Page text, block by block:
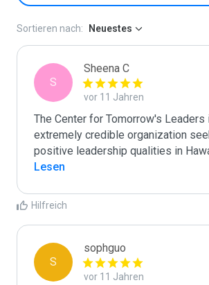
Sortieren nach: Neuestes
S
Sheena C
vor 11 Jahren
The Center for Tomorrow's Leaders
extremely credible organization
positive leadership qualities in
Lesen
Hilfreich
S
sophguo
vor 11 Jahren